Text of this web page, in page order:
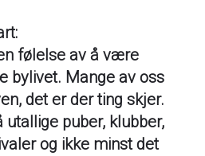
følelse av å være
bylivet. Mange av oss
det er der ting skjer.
utallige puber, klubber,
og ikke minst det